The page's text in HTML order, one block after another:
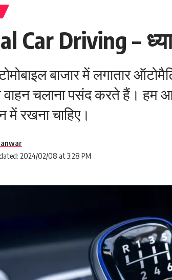
Car Driving –
बाजार में लगातार
वाहन चलाना पसंद करते हैं। हम
में रखना चाहिए।
2024/02/08 at 3:28 PM